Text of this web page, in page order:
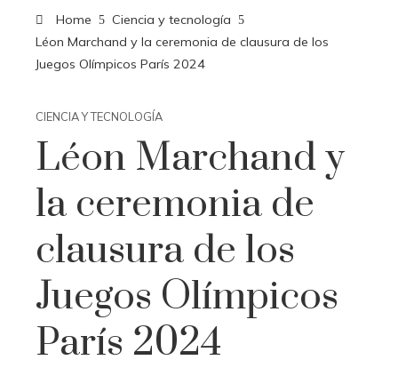
Home
Ciencia y tecnología
Léon Marchand y la ceremonia de clausura de los
Juegos Olímpicos París 2024
CIENCIA Y TECNOLOGÍA
Léon Marchand y
la ceremonia de
clausura de los
Juegos Olímpicos
París 2024